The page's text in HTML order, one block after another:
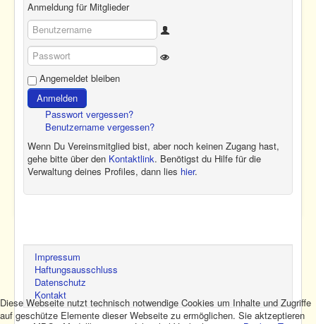
Anmeldung für Mitglieder
Benutzername
Passwort
Angemeldet bleiben
Anmelden
Passwort vergessen?
Benutzername vergessen?
Wenn Du Vereinsmitglied bist, aber noch keinen Zugang hast,
gehe bitte über den Kontaktlink. Benötigst du Hilfe für die
Verwaltung deines Profiles, dann lies hier.
Impressum
Haftungsausschluss
Datenschutz
Kontakt
Diese Webseite nutzt technisch notwendige Cookies um Inhalte und Zugriffe
auf geschütze Elemente dieser Webseite zu ermöglichen. Sie aktzeptieren